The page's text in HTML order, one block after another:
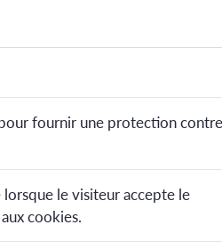
fournir une protection
le visiteur accepte le
cookies.